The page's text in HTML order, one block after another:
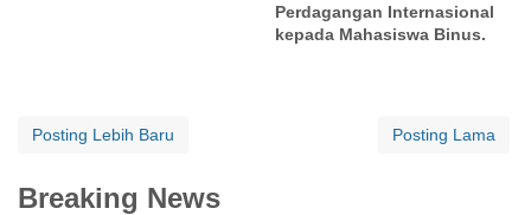
Perdagangan Internasional
kepada Mahasiswa Binus.
Posting Lebih Baru Posting Lama
Breaking News